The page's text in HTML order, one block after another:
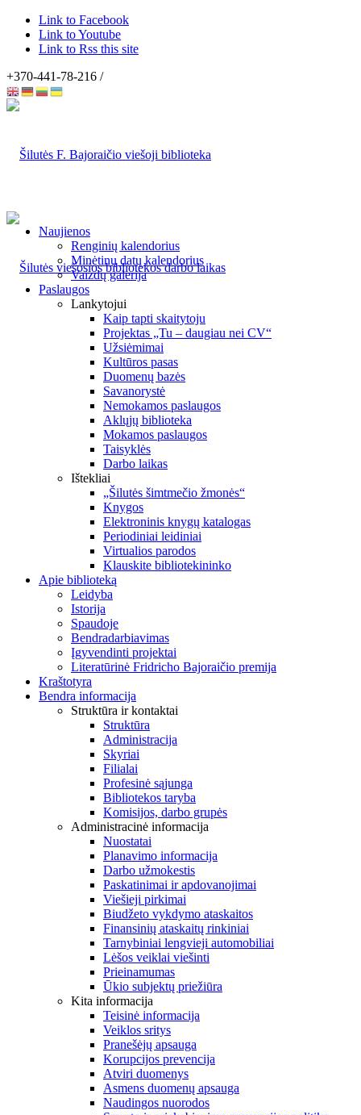
Link to Facebook
Link to Youtube
Link to Rss this site
+370-441-78-216 /
Naujienos
Renginių kalendorius
Minėtinų datų kalendorius
Vaizdų galerija
Paslaugos
Lankytojui
Kaip tapti skaitytoju
Projektas „Tu – daugiau nei CV“
Užsiėmimai
Kultūros pasas
Duomenų bazės
Savanorystė
Nemokamos paslaugos
Aklųjų biblioteka
Mokamos paslaugos
Taisyklės
Darbo laikas
Ištekliai
„Šilutės šimtmečio žmonės“
Knygos
Elektroninis knygų katalogas
Periodiniai leidiniai
Virtualios parodos
Klauskite bibliotekininko
Apie biblioteką
Leidyba
Istorija
Spaudoje
Bendradarbiavimas
Įgyvendinti projektai
Literatūrinė Fridricho Bajoraičio premija
Kraštotyra
Bendra informacija
Struktūra ir kontaktai
Struktūra
Administracija
Skyriai
Filialai
Profesinė sąjunga
Bibliotekos taryba
Komisijos, darbo grupės
Administracinė informacija
Nuostatai
Planavimo informacija
Darbo užmokestis
Paskatinimai ir apdovanojimai
Viešieji pirkimai
Biudžeto vykdymo ataskaitos
Finansinių ataskaitų rinkiniai
Tarnybiniai lengvieji automobiliai
Lėšos veiklai viešinti
Prieinamumas
Ūkio subjektų priežiūra
Kita informacija
Teisinė informacija
Veiklos sritys
Pranešėjų apsauga
Korupcijos prevencija
Atviri duomenys
Asmens duomenų apsauga
Naudingos nuorodos